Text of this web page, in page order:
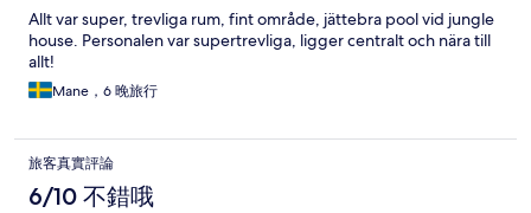
Allt var super, trevliga rum, fint område, jättebra pool vid jungle
house. Personalen var supertrevliga, ligger centralt och nära till
allt!
Mane，6 晚旅行
旅客真實評論
6/10 不錯哦